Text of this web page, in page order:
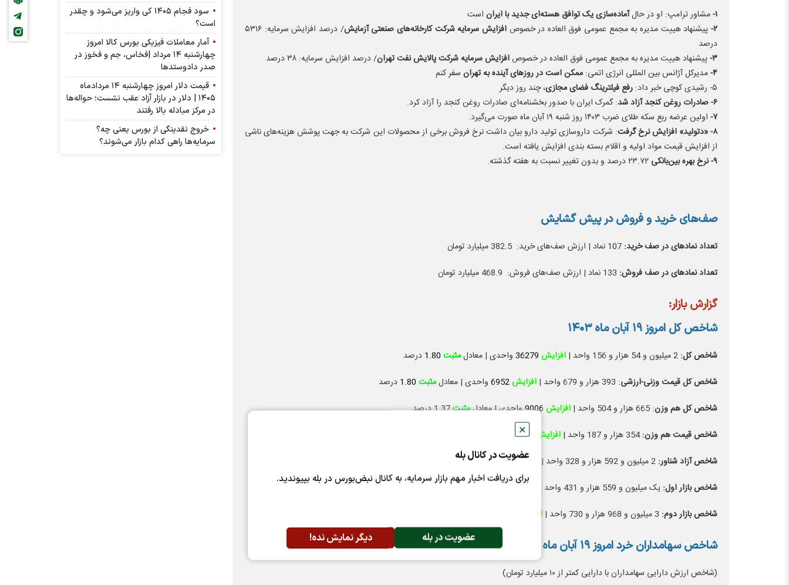
✕
عضویت در کانال بله
برای دریافت اخبار مهم بازار سرمایه، به کانال نبض‌بورس در بله بپیوندید.
عضویت در بله دیگر نمایش نده!
۱- مشاور ترامپ: او در حالآماده‌سازی یک توافق هسته‌ای جدید با ایران است
۲-پیشنهاد هییت مدیره به مجمع عمومی فوق العاده در خصوص افزایش سرمایه شرکت کارخانه‌های صنعتی آزمایش
/ درصد افزایش سرمایه: ۵۳۱۶
درصد
۳- پیشنهاد هییت مدیره به مجمع عمومی فوق العاده در خصوصافزایش سرمایه شرکت پالایش نفت تهران/ درصد افزایش سرمایه: ۳۸ درصد
۴- مدیرکل آژانس بین المللی انرژی اتمی: ممکن است در روز‌های آینده به تهران سفر کنم
۵- رشیدی کوچی خبر داد:
رفع فیلترینگ فضای مجازی، چند روز دیگر
۶- صادرات روغن کنجد آزاد شد: گمرک ایران با صدور بخشنامه‌ای صادرات روغن کنجد را آزاد کرد.
۷- اولین عرضه ربع سکه طلای ضرب ۱۴۰۳ روز شنبه ۱۹ آبان ماه صورت می‌گیرد.
۸- «دتولید» افزایش نرخ گرفت: شرکت داروسازی تولید دارو بیان داشت نرخ فروش برخی از محصولات این شرکت به جهت پوشش هزینه‌های ناشی
از افزایش قیمت مواد اولیه و اقلام بسته بندی افزایش یافته است.
۹- نرخ بهره بین‌بانکی ۲۳.۷۲ درصد و بدون تغییر نسبت به هفته گذشته.
صف‌های خرید و فروش در پیش گشایش
تعداد نماد‌های در صف خرید:
تعداد نماد‌های در صف فروش:
گزارش بازار:
شاخص کل امروز ۱۹ آبان ماه ۱۴۰۳
شاخص کل: 2 میلیون و 54 هزار و 156 واحد | افزایش 36279 واحدی | معادلمثبت 1.80 درصد
شاخص کل قیمت وزنی-ارزشی: 393 هزار و 679 واحد | افزایش6952 واحدی | معادلمثبت 1.80 درصد
شاخص کل هم وزن: 665 هزار و 504 واحد | افزایش 9006واحدی | معادلمثبت1.37 درصد
شاخص قیمت هم وزن:354 هزار و 187 واحد | افزایش 4793
شاخص آزاد شناور:
افزایش46164 واحدی | معادل
شاخص بازار اول: یک میلیون و 559 هزار و 431 واحد | افزایش 32917 واحدی | معادل مثبت2.16
درصد
شاخص بازار دوم:
افزایش
شاخص سهامداران خرد امروز ۱۹ آبان ماه ۱۴۰۳
(شاخص ارزش دارایی سهامداران با دارایی کمتر از ۱۰ میلیارد تومان)
سود فجام ۱۴۰۵ کی واریز می‌شود و چقدر
است؟
آمار معاملات فیزیکی بورس کالا امروز
چهارشنبه ۱۴ مرداد |فخاس، جم و فخوز در
صدر دادوستد‌ها
قیمت دلار امروز چهارشنبه ۱۴ مردادماه
۱۴۰۵ | دلار در بازار آزاد عقب نشست؛ حواله‌ها
در مرکز مبادله بالا رفتند
خروج نقدینگی از بورس یعنی چه؟
سرمایه‌ها راهی کدام بازار می‌شوند؟